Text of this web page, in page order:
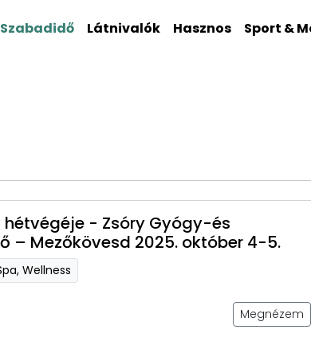
Szabadidő Látnivalók Hasznos Sport &
hétvégéje - Zsóry Gyógy-és
– Mezőkövesd 2025. október 4-5.
Wellness
Megnézem